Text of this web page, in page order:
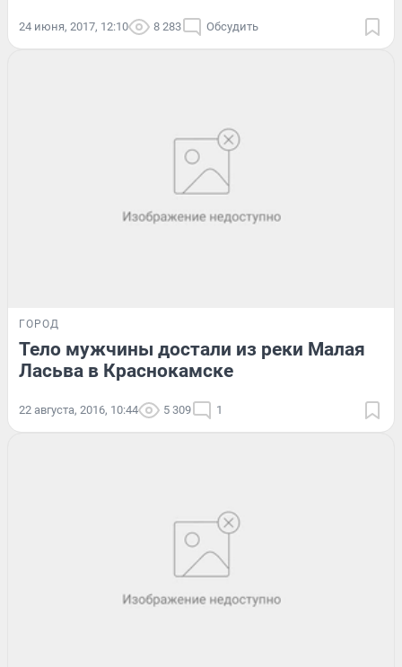
24 июня, 2017, 12:10 8 283 Обсудить
ГОРОД
Тело мужчины достали из реки Малая
Ласьва в Краснокамске
22 августа, 2016, 10:44 5 309 1